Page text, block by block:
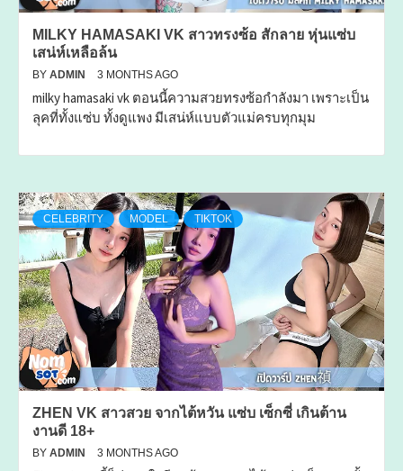
MILKY HAMASAKI VK สาวทรงซ้อ สักลาย หุ่นแซ่บ
เสน่ห์เหลือล้น
BY ADMIN 3 MONTHS AGO
milky hamasaki vk ตอนนี้ความสวยทรงซ้อกำลังมา เพราะเป็น
ลุคที่ทั้งแซ่บ ทั้งดูแพง มีเสน่ห์แบบตัวแม่ครบทุกมุม
CELEBRITY MODEL TIKTOK
ZHEN VK สาวสวย จากไต้หวัน แซ่บ เซ็กซี่ เกินต้าน
งานดี 18+
BY ADMIN 3 MONTHS AGO